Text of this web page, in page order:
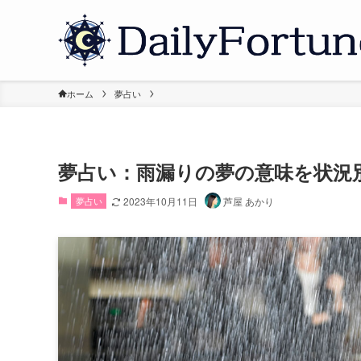
ホーム 夢占い
夢占い：雨漏りの夢の意味を状況
夢占い 2023年10月11日 芦屋 あかり